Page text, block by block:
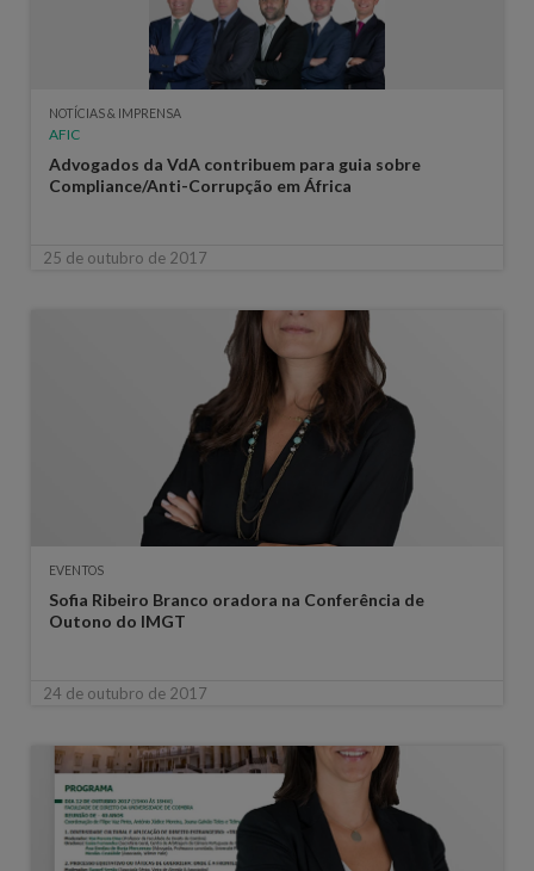
NOTÍCIAS & IMPRENSA
AFIC
Advogados da VdA contribuem para guia sobre
Compliance/Anti-Corrupção em África
25 de outubro de 2017
EVENTOS
Sofia Ribeiro Branco oradora na Conferência de
Outono do IMGT
24 de outubro de 2017